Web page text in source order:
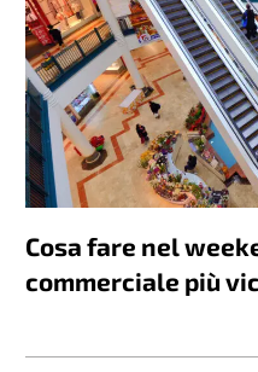
Cosa fare nel
commerciale più